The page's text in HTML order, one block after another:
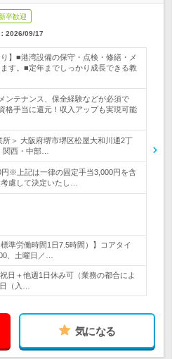
卒歓迎
2026/09/17
】■港湾設備の保守・点検・修繕・メ
す。■定年までしっかり成長できる教
ンテナンス、保全経験などが必須で
格手当に還元！収入アップも実現可能
所＞ 大阪府堺市堺区松屋大和川通2丁
西・中部…
円※上記は一律の固定手当3,000円を含
慮して決定いたし…
準労働時間1日7.5時間）】コアタイ
、土曜日／…
日＋他週1日休み可（業務の都合によ
（入…
気になる